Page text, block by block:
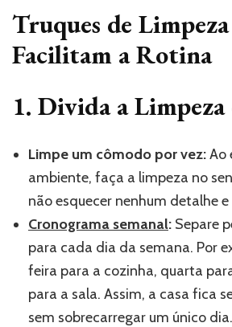
Truques de
Facilitam a Rotina
1. Divida a Limpeza
Limpe um cômodo por vez:Ao
ambiente, faça a limpeza no
não esquecer nenhum detalhe
Cronograma semanal: Separe
para cada dia da semana. Por
feira para a cozinha, quarta
para a sala. Assim, a casa fica
sem sobrecarregar um único dia.